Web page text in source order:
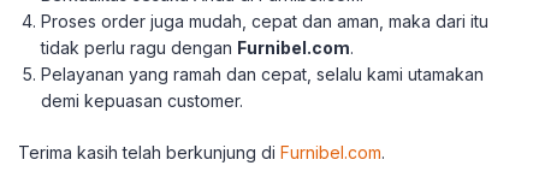
Proses order juga mudah, cepat dan aman, maka dari itu
tidak perlu ragu dengan Furnibel.com.
Pelayanan yang ramah dan cepat, selalu kami utamakan
demi kepuasan customer.
Terima kasih telah berkunjung di Furnibel.com.